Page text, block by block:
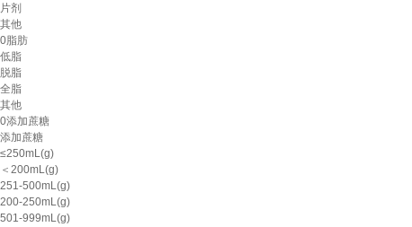
片剂
其他
0脂肪
低脂
脱脂
全脂
其他
0添加蔗糖
添加蔗糖
≤250mL(g)
＜200mL(g)
251-500mL(g)
200-250mL(g)
501-999mL(g)